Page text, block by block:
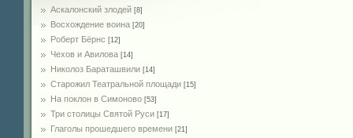
Аскалонский злодей [8]
Восхождение воина [20]
Роберт Бёрнс [12]
Чехов и Авилова [14]
Николоз Бараташвили [14]
Cтарожил Театральной площади [15]
На поклон в Симоново [53]
Три столицы Святой Руси [17]
Глаголы прошедшего времени [21]